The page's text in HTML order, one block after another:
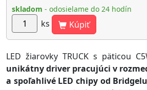
skladom - odosielame do 24 hodín
ks Kúpiť
LED žiarovky TRUCK s päticou
unikátny driver pracujúci v
a spoľahlivé LED chipy od